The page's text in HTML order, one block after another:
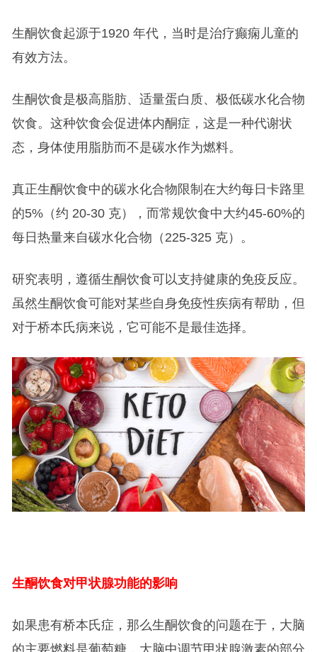
生酮饮食起源于1920 年代，当时是治疗癫痫儿童的
有效方法。
生酮饮食是极高脂肪、适量蛋白质、极低碳水化合物
饮食。这种饮食会促进体内酮症，这是一种代谢状
态，身体使用脂肪而不是碳水作为燃料。
真正生酮饮食中的碳水化合物限制在大约每日卡路里
的5%（约 20-30 克），而常规饮食中大约45-60%的
每日热量来自碳水化合物（225-325 克）。
研究表明，遵循生酮饮食可以支持健康的免疫反应。
虽然生酮饮食可能对某些自身免疫性疾病有帮助，但
对于桥本氏病来说，它可能不是最佳选择。
生酮饮食对甲状腺功能的影响
如果患有桥本氏症，那么生酮饮食的问题在于，大脑
的主要燃料是葡萄糖，大脑中调节甲状腺激素的部分